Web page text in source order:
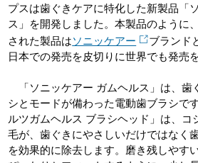
プスは歯ぐきケアに特化した新製品「
ス」を開発しました。本製品のように
された製品はソニッケアー
ブランド
日本での発売を皮切りに世界でも発売
「ソニッケアー ガムヘルス」は、歯
シとモードが備わった電動歯ブラシで
ルツガムヘルス ブラシヘッド」は、コ
毛が、歯ぐきにやさしいだけではなく
を効果的に除去します。磨き残しやす